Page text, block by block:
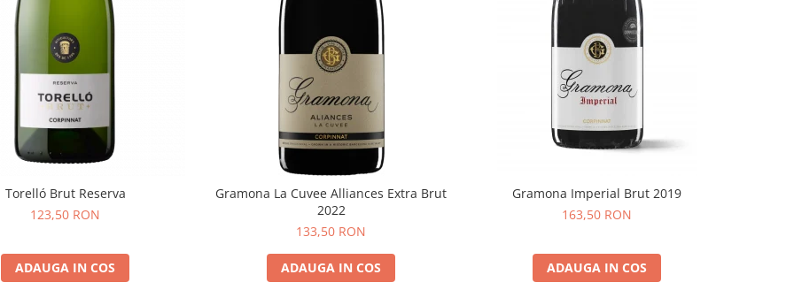
Torelló Brut Reserva
123,50 RON
ADAUGA IN COS
Gramona La Cuvee Alliances Extra Brut
2022
133,50 RON
ADAUGA IN COS
Gramona Imperial Brut 2019
163,50 RON
ADAUGA IN COS